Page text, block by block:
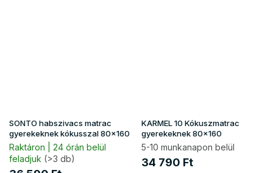
SONTO habszivacs matrac
gyerekeknek kókusszal 80x160
Raktáron | 24 órán belül
feladjuk (>3 db)
KARMEL 10 Kókuszmatrac
gyerekeknek 80x160
5-10 munkanapon belül
34 790 Ft